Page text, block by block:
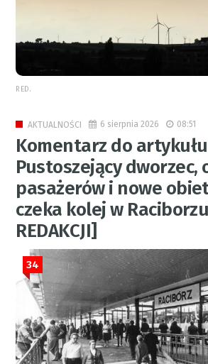
RED.
AKTUALNOŚCI 6 sierpnia 2026 08:51
Komentarz do artykułu
Pustoszejący dworzec,
pasażerów i nowe
czeka kolej w
REDAKCJI]
34